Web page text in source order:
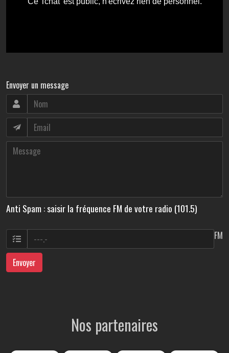
Envoyer un message
Anti Spam : saisir la fréquence FM de votre radio (101.5)
FM
Envoyer
Nos partenaires